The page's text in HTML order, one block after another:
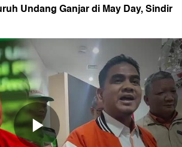
Undang Ganjar di May Day, Sindir